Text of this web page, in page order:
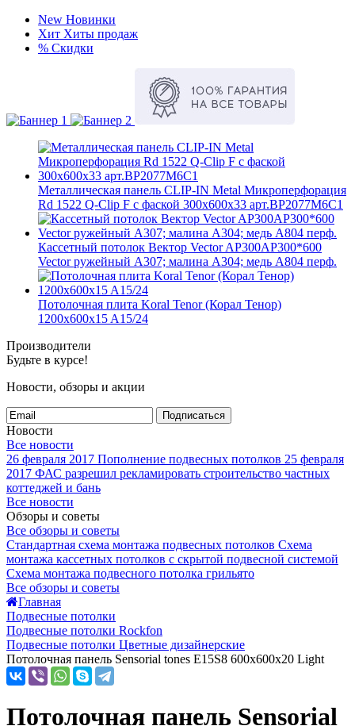
New Новинки
Хит Хиты продаж
% Скидки
Металлическая панель CLIP-IN Metal Микроперфорация
Rd 1522 Q-Clip F с фаской 300x600x33 арт.BP2077M6C1
Кассетный потолок Вектор Vector AP300AP300*600
Vector ружейный А307; малина А304; медь А804 перф.
Потолочная плита Koral Tenor (Корал Тенор)
1200x600x15 A15/24
Производители
Будьте в курсе!
Новости, обзоры и акции
Подписаться
Новости
Все новости
26 февраля 2017 Пополнение подвесных потолков 25 февраля
2017 ФАС разрешил рекламировать строительство частных
коттеджей и бань
Все новости
Обзоры и советы
Все обзоры и советы
Стандартная схема монтажа подвесных потолков Схема
монтажа кассетных потолков с скрытой подвесной системой
Схема монтажа подвесного потолка грильято
Все обзоры и советы
Главная
Подвесные потолки
Подвесные потолки Rockfon
Подвесные потолки Цветные дизайнерские
Потолочная панель Sensorial tones E15S8 600x600x20 Light
Потолочная панель Sensorial